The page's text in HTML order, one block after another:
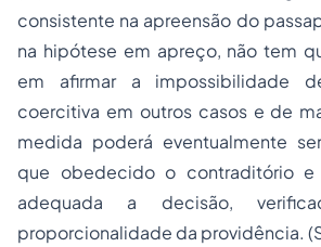
consistente na apreensão do
na hipótese em apreço, não tem
em afirmar a impossibilidade
coercitiva em outros casos e de
medida poderá eventualmente
que obedecido o contraditório e
adequada a decisão,
proporcionalidade da providência.